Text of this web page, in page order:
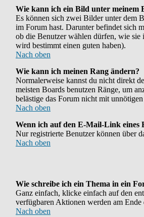
Wie kann ich ein Bild unter meinem
Es können sich zwei Bilder unter dem
im Forum hast. Darunter befindet sich
ob die Benutzer wählen dürfen, wie sie
wird bestimmt einen guten haben).
Nach oben
Wie kann ich meinen Rang ändern?
Normalerweise kannst du nicht direkt
meisten Boards benutzen Ränge, um
belästige das Forum nicht mit
Nach oben
Wenn ich auf den E-Mail-Link eines
Nur registrierte Benutzer können über
Nach oben
Wie schreibe ich ein Thema in ein
Ganz einfach, klicke einfach auf den
verfügbaren Aktionen werden am Ende
Nach oben